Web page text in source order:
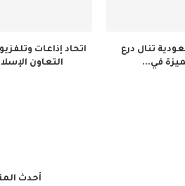
اتحاد إذاعات
التعاون
تنال درع
في...
أحدث